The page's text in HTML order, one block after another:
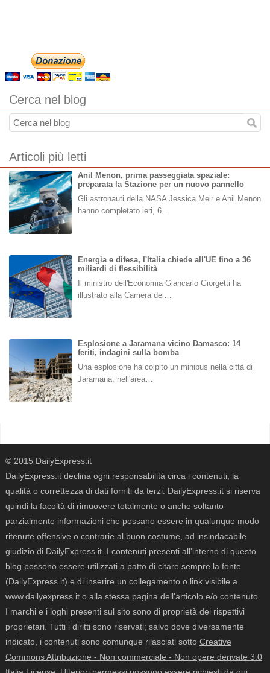
Cerca nel blog
Articoli più letti
Anil Menon, prima passeggiata spaziale:
preparata la Stazione per un nuovo pannello
Gli astronauti della NASA Jessica Meir e Anil Menon
hanno completato ieri, 6…
Energia e difesa, l'Italia chiede all'UE fino a 36
miliardi di flessibilità
Il ministro dell'Economia Giancarlo Giorgetti ha
illustrato alla Camera dei…
Esplosione a Jaramana vicino Damasco: 14
feriti, indagini sulla bomba
Una esplosione ha colpito un minibus nella città di
Jaramana, nell'area…
© 2015 DailyExpress.it
DailyExpress.it declina ogni responsabilità circa i contenuti, la
qualità o correttezza di dati forniti da terzi. DailyExpress.it si riserva
quindi la facoltà di rimuovere totalmente o anche soltanto
parzialmente informazioni che possano essere in qualunque modo
ritenute offensive o contrarie al buon costume, ad insindacabile
giudizio di DailyExpress.it. I contenuti presenti all'interno di questo
blog possono essere utilizzati a patto di citare sempre la fonte
(DailyExpress.it) e di inserire un collegamento o link visibile a
www.dailyexpress.it o alla stessa pagina dell'articolo e/o contenuto.
I marchi e i loghi presenti sul sito sono di proprietà dei rispettivi
proprietari. Tutti i diritti sono riservati; salvo dove diversamente
indicato, i contenuti sono comunque rilasciati sotto Creative
Commons Attribuzione - Non commerciale - Non opere derivate 3.0